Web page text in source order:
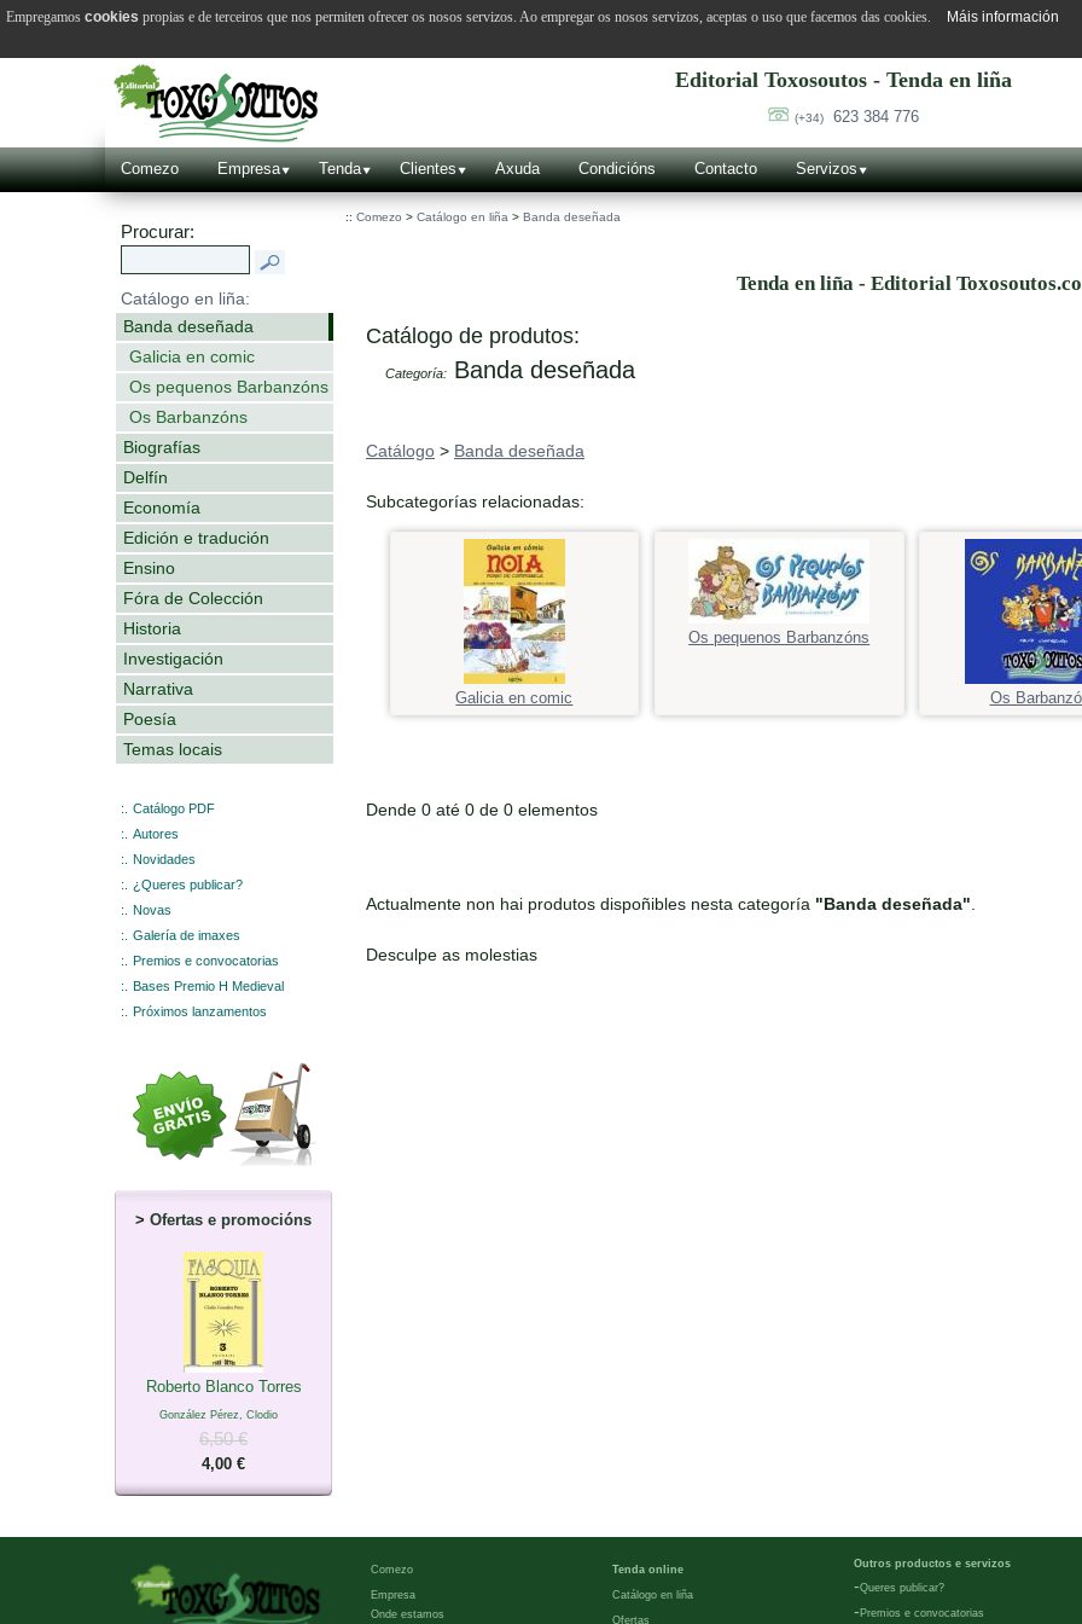
Editorial Toxosoutos - Tenda en liña
(+34) 623 384 776
Comezo Empresa Tenda Clientes Axuda Condicións Contacto Servizos
Procurar:
Catálogo en liña:
Banda deseñada
Galicia en comic
Os pequenos Barbanzóns
Os Barbanzóns
Biografías
Delfín
Economía
Edición e tradución
Ensino
Fóra de Colección
Historia
Investigación
Narrativa
Poesía
Temas locais
:.
Catálogo PDF
:.
Autores
:.
Novidades
:.
¿Queres publicar?
:.
Novas
:.
Galería de imaxes
:.
Premios e convocatorias
:.
Bases Premio H Medieval
:.
Próximos lanzamentos
> Ofertas e promocións
Roberto Blanco Torres
González Pérez, Clodio
6,50 €
4,00 €
:: Comezo > Catálogo en liña > Banda deseñada
Tenda en liña - Editorial
Catálogo de produtos:
Categoría: Banda deseñada
Catálogo > Banda deseñada
Subcategorías relacionadas:
Galicia en comic
Os pequenos Barbanzóns
Os
Dende 0 até 0 de 0 elementos
Actualmente non hai produtos dispoñibles nesta categoría "Banda deseñada"
Desculpe as molestias
Comezo
Empresa
Onde estamos
Tenda online
Catálogo en liña
Ofertas
Outros productos e servizos
-Queres publicar?
- Premios e convocatorias
Empregamos cookies propias e de terceiros que nos permiten ofrecer os nosos servizos. Ao empregar os nosos servizos, aceptas o uso que facemos das cookies. Máis información